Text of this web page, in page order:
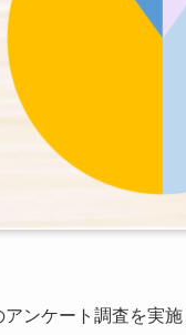
ンケート調査を実